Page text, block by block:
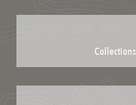
Collections